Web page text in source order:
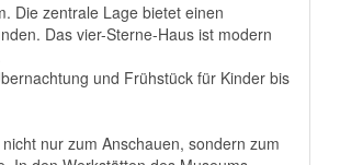
Die zentrale Lage bietet einen
Das vier-Sterne-Haus ist modern
und Frühstück für Kinder bis
nur zum Anschauen, sondern zum